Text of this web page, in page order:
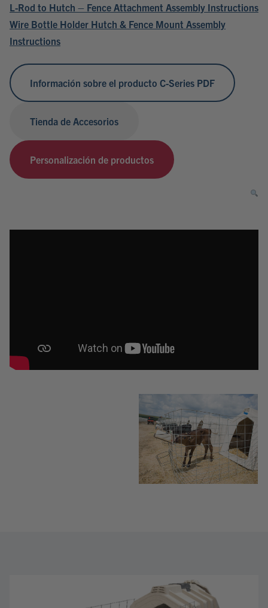
L-Rod to Hutch – Fence Attachment Assembly Instructions
Wire Bottle Holder Hutch & Fence Mount Assembly
Instructions
Información sobre el producto C-Series PDF
Tienda de Accesorios
Personalización de productos